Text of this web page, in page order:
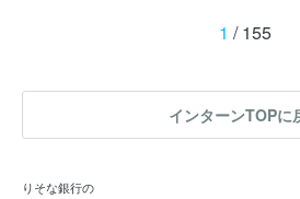
1 / 155
インターンTOPに
りそな銀行の